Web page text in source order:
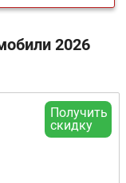
2026
Получить
скидку